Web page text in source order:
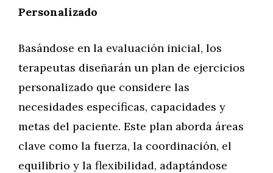
Personalizado
Basándose en la evaluación inicial, los
terapeutas diseñarán un plan de ejercicios
personalizado que considere las
necesidades específicas, capacidades y
metas del paciente. Este plan aborda áreas
clave como la fuerza, la coordinación, el
equilibrio y la flexibilidad, adaptándose